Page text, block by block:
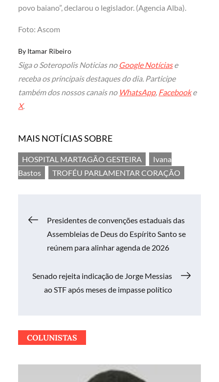
povo baiano”, declarou o legislador. (Agencia Alba).
Foto: Ascom
By Itamar Ribeiro
Siga o Soteropolis Noticias no Google Notíciase
receba os principais destaques do dia. Participe
também dos nossos canais no WhatsApp, Facebooke
X.
MAIS NOTÍCIAS SOBRE
HOSPITAL MARTAGÃO GESTEIRA
Ivana
Bastos
TROFÉU PARLAMENTAR CORAÇÃO
Navegação
de
Post
Presidentes de convenções estaduais das
Assembleias de Deus do Espírito Santo se
reúnem para alinhar agenda de 2026
Senado rejeita indicação de Jorge Messias
ao STF após meses de impasse político
COLUNISTAS